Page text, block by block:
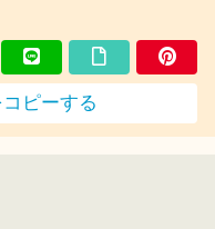
ピーする